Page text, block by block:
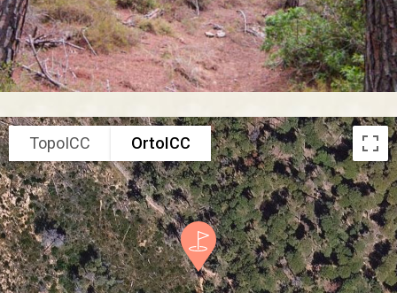
TopoICC OrtoICC